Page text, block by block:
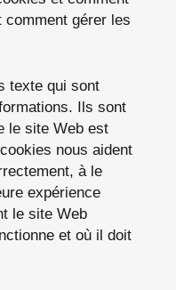
gérer les
texte qui sont
Ils sont
le site Web est
nous aident
à le
expérience
le site Web
et où il doit